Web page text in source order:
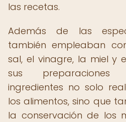
las recetas.
Además de las
también empleaban
sal, el vinagre, la miel y
sus preparaciones
ingredientes no solo
los alimentos, sino que
la conservación de los